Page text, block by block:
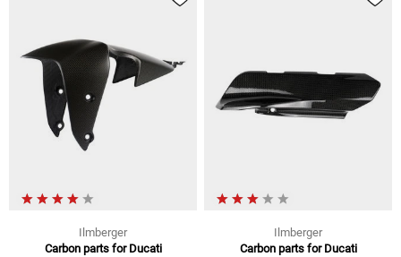
Ilmberger
Carbon parts for Ducati
Ilmberger
Carbon parts for Ducati